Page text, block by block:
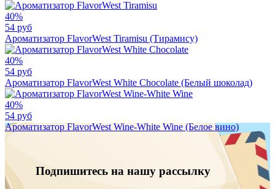
40%
54 руб
Ароматизатор FlavorWest Tiramisu (Тирамису)
40%
54 руб
Ароматизатор FlavorWest White Chocolate (Белый шоколад)
40%
54 руб
Ароматизатор FlavorWest Wine-White Wine (Белое вино)
Подпишитесь на нашу рассылку